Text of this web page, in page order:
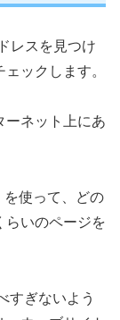
レスを見つけ
ックします。
ーネット上にあ
使って、どの
らいのページを
すぎないよう